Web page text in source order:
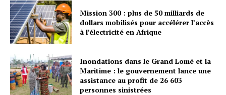
Mission 300 : plus de 50 milliards de
dollars mobilisés pour accélérer l’accès
à l’électricité en Afrique
Inondations dans le Grand Lomé et la
Maritime : le gouvernement lance une
assistance au profit de 26 603
personnes sinistrées